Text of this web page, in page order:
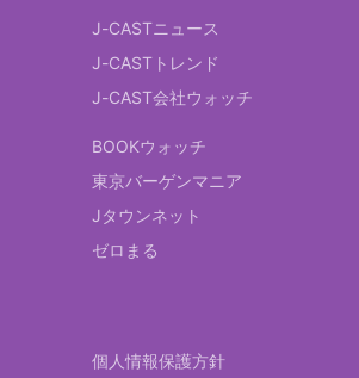
J-CASTニュース
J-CASTトレンド
J-CAST会社ウォッチ
BOOKウォッチ
東京バーゲンマニア
Jタウンネット
ゼロまる
個人情報保護方針